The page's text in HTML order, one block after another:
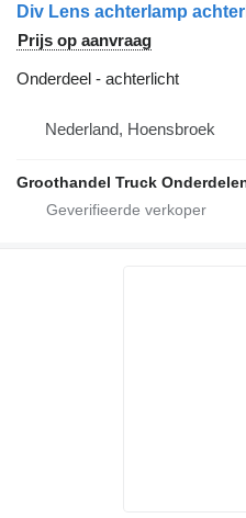
Div Lens achterlamp
Prijs op aanvraag
Onderdeel - achterlicht
Nederland, Hoensbroek
Groothandel Truck